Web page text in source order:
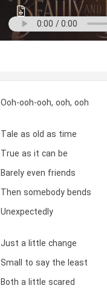
Ooh-ooh-ooh, ooh, ooh
Tale as old as time
True as it can be
Barely even friends
Then somebody bends
Unexpectedly
Just a little change
Small to say the least
Both a little scared